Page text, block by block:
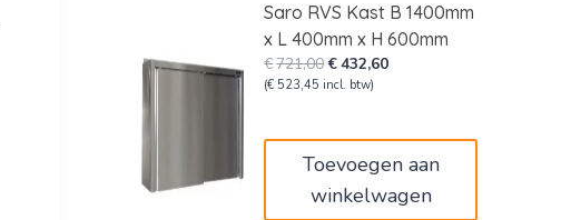
Saro RVS Kast B 1400mm
x L 400mm x H 600mm
€721,00Oorspronkelijke
prijs
€432,60Huidige
(€ 523,45 incl. btw)
Toevoegen aan
winkelwagen